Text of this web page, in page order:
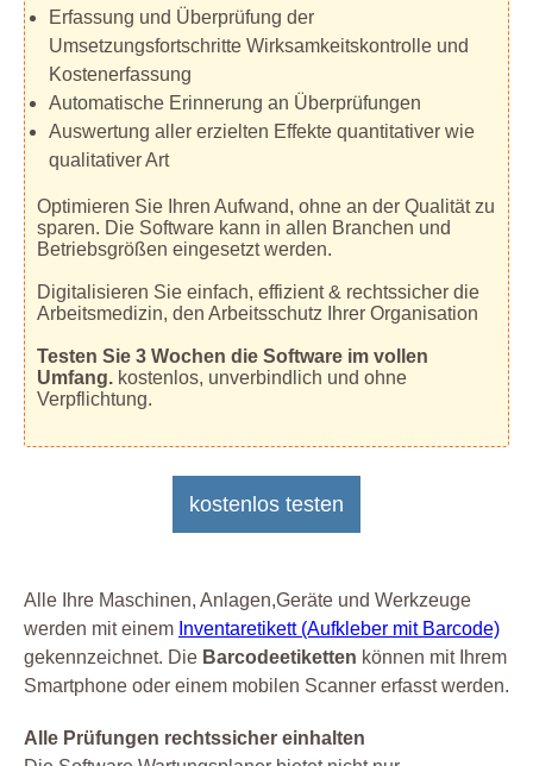
Erfassung und Überprüfung der
Umsetzungsfortschritte Wirksamkeitskontrolle und
Kostenerfassung
Automatische Erinnerung an Überprüfungen
Auswertung aller erzielten Effekte quantitativer wie
qualitativer Art
Optimieren Sie Ihren Aufwand, ohne an der Qualität zu
sparen. Die Software kann in allen Branchen und
Betriebsgrößen eingesetzt werden.
Digitalisieren Sie einfach, effizient & rechtssicher die
Arbeitsmedizin, den Arbeitsschutz Ihrer Organisation
Testen Sie 3 Wochen die Software im vollen
Umfang. kostenlos, unverbindlich und ohne
Verpflichtung.
kostenlos testen
Alle Ihre Maschinen, Anlagen,Geräte und Werkzeuge
werden mit einem Inventaretikett (Aufkleber mit Barcode)
gekennzeichnet. Die Barcodeetiketten können mit Ihrem
Smartphone oder einem mobilen Scanner erfasst werden.
Alle Prüfungen rechtssicher einhalten